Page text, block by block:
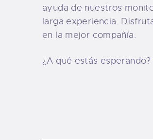
ayuda de nuestros
larga experiencia.
en la mejor compañía.
¿A qué estás